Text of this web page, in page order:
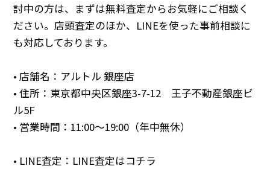
討中の方は、まずは無料査定からお気軽にご相談く
ださい。店頭査定のほか、LINEを使った事前相談に
も対応しております。
• 店舗名：アルトル 銀座店
• 住所：東京都中央区銀座3-7-12 王子不動産銀座ビ
ル5F
• 営業時間：11:00～19:00（年中無休）
• LINE査定： LINE査定はコチラ